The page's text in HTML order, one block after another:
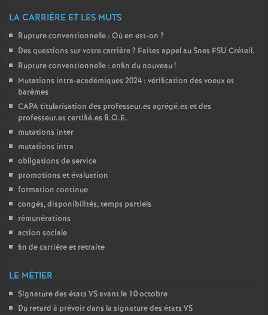
LA CARRIÈRE ET LES MUTS
Rupture conventionnelle : Où en est-on ?
Des questions sur votre carrière? Faites appel au Snes FSU Créteil.
Rupture conventionnelle : enfin du nouveau!
Mutations intra-académiques 2024 : vérification des voeux et
barèmes
CAPAtitularisation des professeur.es agrégé.es et des
professeur.es certifié.es B.O.E.
mutations inter
mutations intra
obligations de service
promotions et évaluation
formation continue
congés, disponibilités, temps partiels
rémunérations
action sociale
fin de carrière et retraite
LE MÉTIER
Signature des états VSavant le 10 octobre
Du retard à prévoir dans la signature des états VS